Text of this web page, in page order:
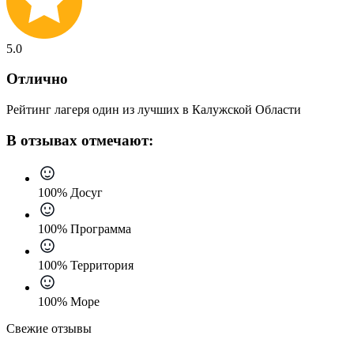
5.0
Отлично
Рейтинг лагеря один из лучших в Калужской Области
В отзывах отмечают:
100% Досуг
100% Программа
100% Территория
100% Море
Свежие отзывы